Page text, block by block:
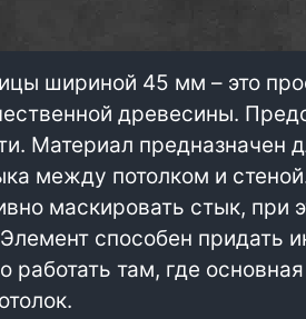
шириной 45 мм – это
древесины.
Материал предназначен
между потолком и
маскировать стык, при
способен придать
там, где